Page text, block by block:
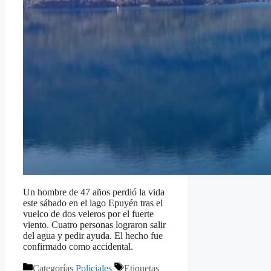
Un hombre de 47 años perdió la vida
este sábado en el lago Epuyén tras el
vuelco de dos veleros por el fuerte
viento. Cuatro personas lograron salir
del agua y pedir ayuda. El hecho fue
confirmado como accidental.
Categorías Policiales
Etiquetas